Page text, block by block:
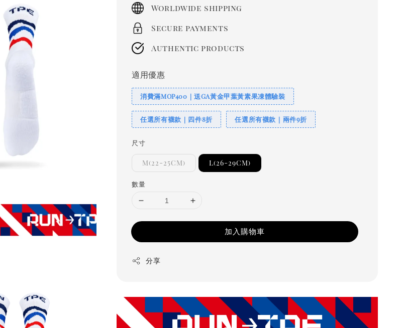
Worldwide shipping
Secure payments
Authentic products
適用優惠
消費滿MOP400｜送GA黃金甲葉黃素果凍體驗裝
任選所有襪款｜四件8折 任選所有襪款｜兩件9折
尺寸
M(22-25CM) L(26-29CM)
數量
加入購物車
分享